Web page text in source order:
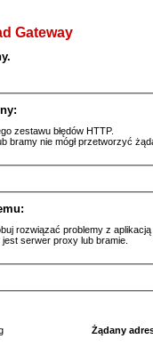
Gateway
zestawu błędów HTTP.
bramy nie mógł przetworzyć
rozwiązać problemy z
serwer proxy lub bramie.
Żądany